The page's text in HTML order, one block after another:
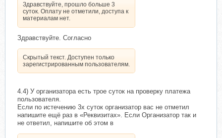
Здравствуйте, прошло больше 3
суток. Оплату не отметили, доступа к
материалам нет.
Здравствуйте. Согласно
Скрытый текст. Доступен только
зарегистрированным пользователям.
4.4) У организатора есть трое суток на проверку платежа
пользователя.
Если по истечению 3х суток организатор вас не отметил
напишите ещё раз в «Реквизитах». Если Организатор так и
не ответил, напишите об этом в